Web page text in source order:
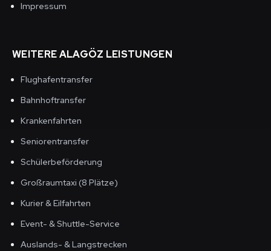
Impressum
WEITERE ALAGÖZ LEISTUNGEN
Flughafentransfer
Bahnhoftransfer
Krankenfahrten
Seniorentransfer
Schülerbeförderung
Großraumtaxi (8 Plätze)
Kurier & Eilfahrten
Event- & Shuttle-Service
Auslands- & Langstrecken